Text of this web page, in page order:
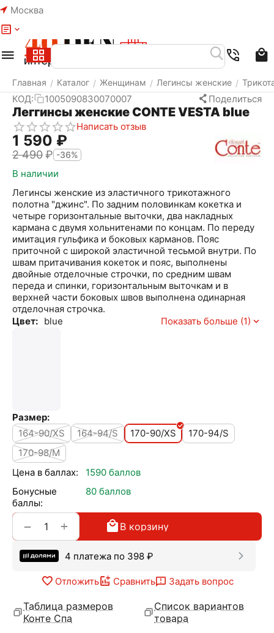
Москва
Главная / Каталог / Женщинам / Легинсы женские /
КОД: 1005090830070007 Поделиться
Леггинсы женские CONTE VESTA blue
Написать отзыв
1 590 ₽
2 490₽ -36%
В наличии
Легинсы женские из эластичного трикотажного
полотна "джинс". По задним половинкам кокетка и
четыре горизонтальные выточки, два накладных
кармана с двумя хольнитенами по концам. По переду
имитация гульфика и боковых карманов. Пояс
приточной с широкой эластичной тесьмой внутри. По
швам притачивания кокеток и пояс, выполнены
двойные отделочные строчки, по средним швам
переда и спинки, горизонтальным выточкам и в
верхней части боковых швов выполнена одинарная
отделочная строчка.
Цвет: blue Показать больше (1)
Размер:
164-90/XS
164-94/S 170-90/XS
170-94/S
170-98/M
Цена в баллах:
1590 баллов
Бонусные
баллы:
80 баллов
+
− В корзину
4 платежа по 398 ₽
Отложить Сравнить Задать вопрос
Таблица размеров
Конте Спа
Список вариантов
товара
Меню